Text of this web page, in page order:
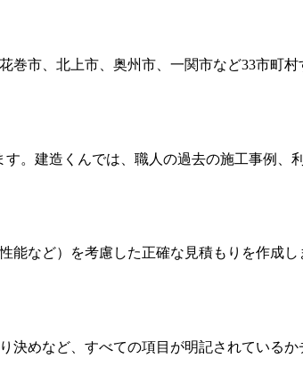
市、北上市、奥州市、一関市など33市町
。建造くんでは、職人の過去の施工事例、
など）を考慮した正確な見積もりを作成
めなど、すべての項目が明記されているか